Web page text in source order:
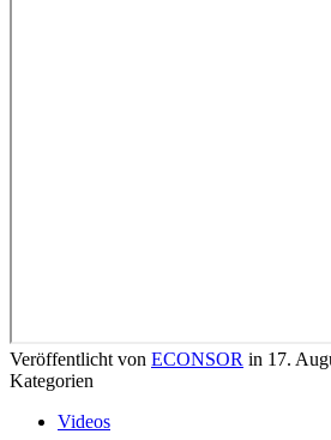
Veröffentlicht von ECONSOR in 17.
Kategorien
Videos